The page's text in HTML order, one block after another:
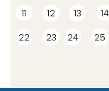
11
12 13 14
22
23 24 25